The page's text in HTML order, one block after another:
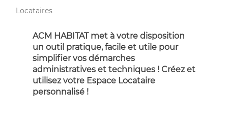
Locataires
ACM HABITAT met à votre disposition
un outil pratique, facile et utile pour
simplifier vos démarches
administratives et techniques ! Créez et
utilisez votre Espace Locataire
personnalisé !